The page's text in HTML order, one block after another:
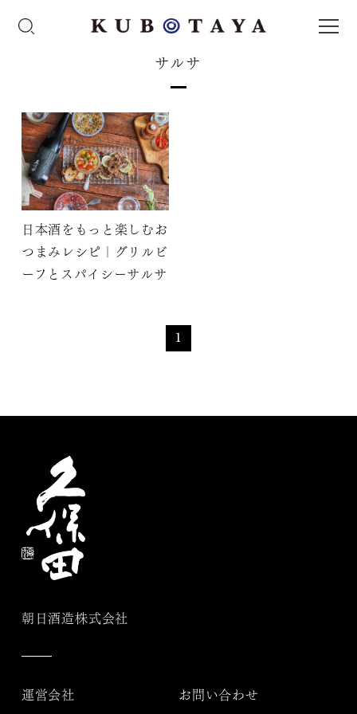
サルサ
日本酒をもっと楽しむお
つまみレシピ｜グリルビ
ーフとスパイシーサルサ
1
朝日酒造株式会社
運営会社 お問い合わせ